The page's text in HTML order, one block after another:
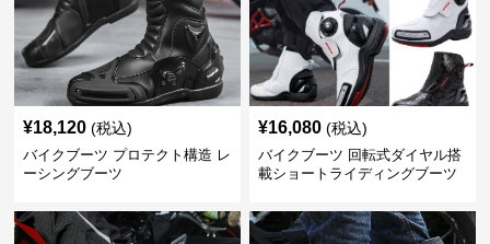
¥18,120 (税込)
バイクブーツ プロテクト構造 レ
ーシングブーツ
¥16,080 (税込)
バイクブーツ 回転式ダイヤル搭
載ショートライディングブーツ